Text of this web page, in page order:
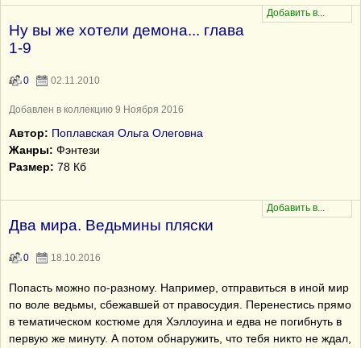
Ну вы же хотели демона... глава
1-9
0 02.11.2010
Добавлен в коллекцию 9 Ноября 2016
Автор: Поплавская Ольга Олеговна
Жанры: Фэнтези
Размер: 78 Кб
Два мира. Ведьмины пляски
0 18.10.2016
Попасть можно по-разному. Например, отправиться в иной мир
по воле ведьмы, сбежавшей от правосудия. Перенестись прямо
в тематическом костюме для Хэллоуина и едва не погибнуть в
первую же минуту. А потом обнаружить, что тебя никто не ждал,